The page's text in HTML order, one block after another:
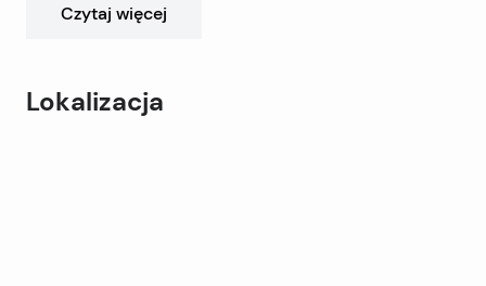
kwadratowych, a dodatkową wartość stanowi
Podwórko otoczone jest kamiennym murem o
Czytaj więcej
Lokalizacja